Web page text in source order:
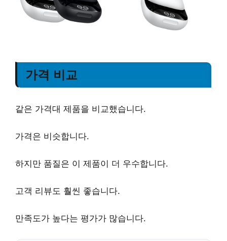
가격 비교
같은 가격대 제품을 비교했습니다.
가격은 비슷합니다.
하지만 품질은 이 제품이 더 우수합니다.
고객 리뷰도 훨씬 좋습니다.
만족도가 높다는 평가가 많습니다.